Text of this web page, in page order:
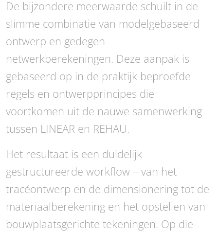
De bijzondere meerwaarde schuilt in de
slimme combinatie van modelgebaseerd
ontwerp en gedegen
netwerkberekeningen. Deze aanpak is
gebaseerd op in de praktijk beproefde
regels en ontwerpprincipes die
voortkomen uit de nauwe samenwerking
tussen LINEAR en REHAU.
Het resultaat is een duidelijk
gestructureerde workflow – van het
tracéontwerp en de dimensionering tot de
materiaalberekening en het opstellen van
bouwplaatsgerichte tekeningen. Op die